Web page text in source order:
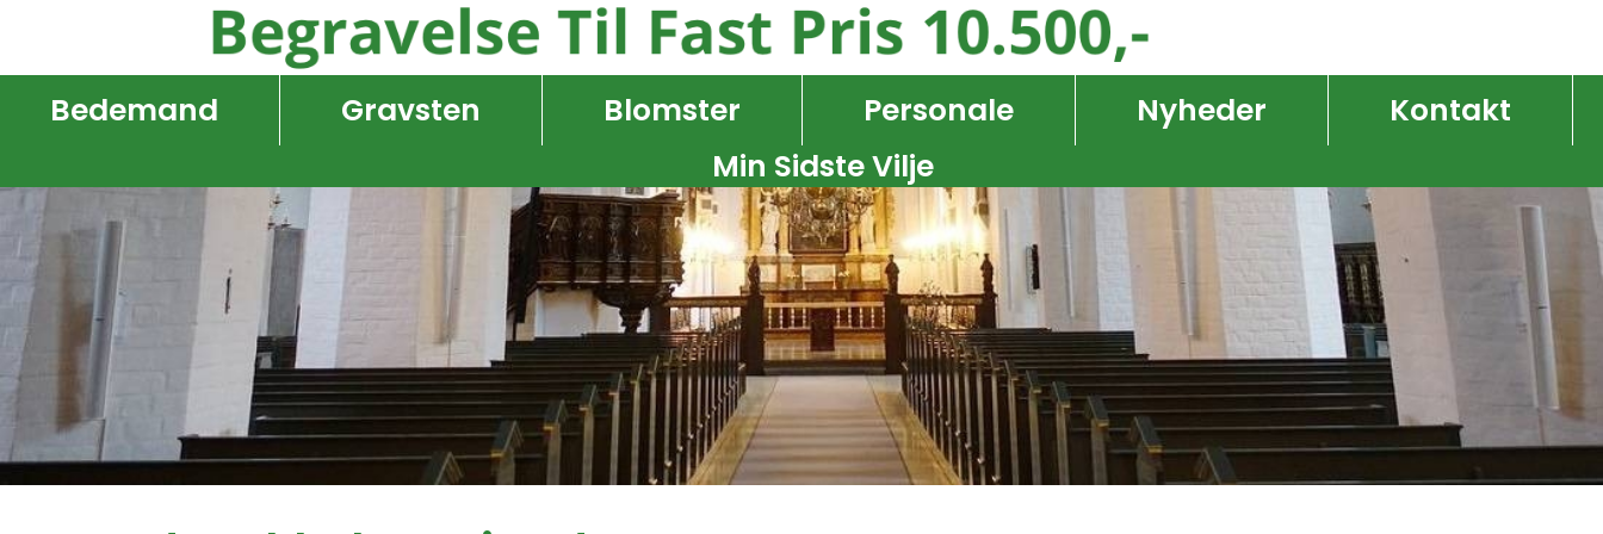
Bedemand Gravsten Blomster Personale Nyheder
Kontakt
Min Sidste Vilje